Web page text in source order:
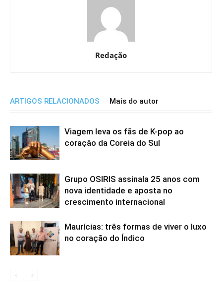
Redação
ARTIGOS RELACIONADOS Mais do autor
Viagem leva os fãs de K-pop ao
coração da Coreia do Sul
Grupo OSIRIS assinala 25 anos com
nova identidade e aposta no
crescimento internacional
Maurícias: três formas de viver o luxo
no coração do Índico